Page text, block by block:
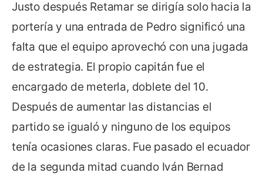
Justo después Retamar se dirigía solo hacia la
portería y una entrada de Pedro significó una
falta que el equipo aprovechó con una jugada
de estrategia. El propio capitán fue el
encargado de meterla, doblete del 10.
Después de aumentar las distancias el
partido se igualó y ninguno de los equipos
tenía ocasiones claras. Fue pasado el ecuador
de la segunda mitad cuando Iván Bernad